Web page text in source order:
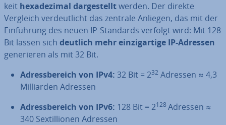
keit he­xa­de­zi­mal dar­ge­stelltwerden. Der direkte
Vergleich ver­deut­licht das zentrale Anliegen, das mit der
Ein­füh­rung des neuen IP-Standards verfolgt wird: Mit 128
Bit lassen sich deutlich mehr ein­zig­ar­ti­ge IP-Adressen
ge­ne­rie­ren als mit 32 Bit.
Adress­be­reich von IPv4: 32 Bit = 232 Adressen ≈ 4,3
Mil­li­ar­den Adressen
Adress­be­reich von IPv6: 128 Bit = 2128 Adressen ≈
340 Sex­til­lio­nen Adressen